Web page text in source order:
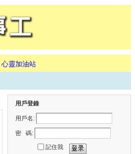
心靈加油站
用戶登錄
用戶名:
密 碼:
記住我